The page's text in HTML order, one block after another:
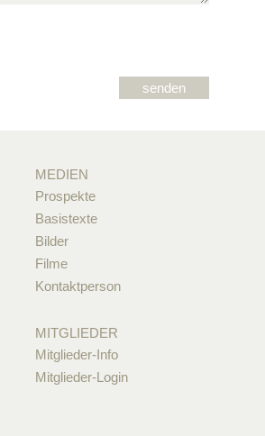
MEDIEN
Prospekte
Basistexte
Bilder
Filme
Kontaktperson
MITGLIEDER
Mitglieder-Info
Mitglieder-Login